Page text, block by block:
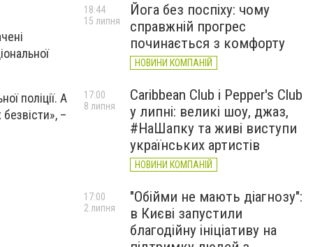
поліції. А
–
Йога без поспіху: чому
справжній прогрес
починається з комфорту
НОВИНИ КОМПАНІЙ
18:44
15 липня
Caribbean Club і Pepper's Club
у липні: великі шоу, джаз,
#НаШапку та живі виступи
українських артистів
НОВИНИ КОМПАНІЙ
17:00
8 липня
"Обійми не мають діагнозу":
в Києві запустили
благодійну ініціативу на
17:00
2 липня